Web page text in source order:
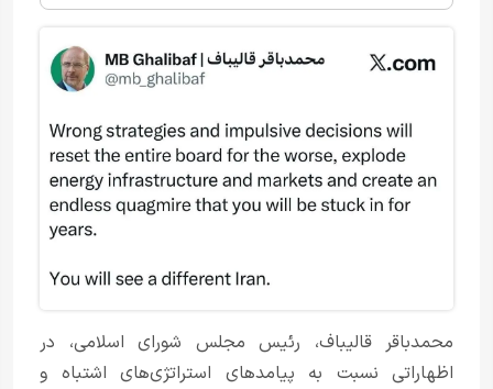
محمدباقر قالیباف، رئیس مجلس شورای اسلامی، در
اظهاراتی نسبت به پیامدهای استراتژی‌های اشتباه و